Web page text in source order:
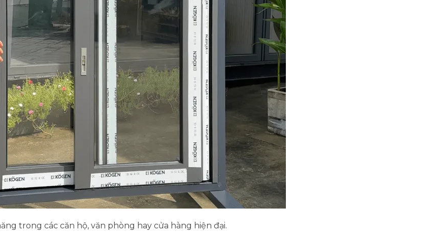
trong các căn hộ, văn phòng hay cửa hàng hiện đại.